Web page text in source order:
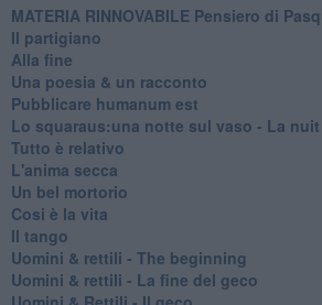
MATERIA RINNOVABILE Pensiero di
Il partigiano
Alla fine
Una poesia & un racconto
Pubblicare humanum est
Lo squaraus:una notte sul vaso - La
Tutto è relativo
L'anima secca
Un bel mortorio
Cosi è la vita
Il tango
​Uomini & rettili - The beginning
​Uomini & rettili - La fine del geco